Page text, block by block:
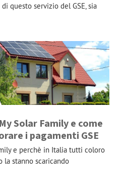
questo servizio del GSE, sia
Solar Family e come
i pagamenti GSE
e perchè in Italia tutti coloro
stanno scaricando